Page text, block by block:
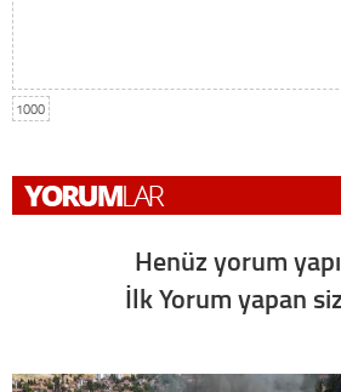
1000
Henüz yorum
İlk Yorum yapan